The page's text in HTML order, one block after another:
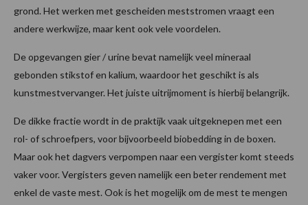
grond. Het werken met gescheiden meststromen vraagt een
andere werkwijze, maar kent ook vele voordelen.
De opgevangen gier / urine bevat namelijk veel mineraal
gebonden stikstof en kalium, waardoor het geschikt is als
kunstmestvervanger. Het juiste uitrijmoment is hierbij belangrijk.
De dikke fractie wordt in de praktijk vaak uitgeknepen met een
rol- of schroefpers, voor bijvoorbeeld biobedding in de boxen.
Maar ook het dagvers verpompen naar een vergister komt steeds
vaker voor. Vergisters geven namelijk een beter rendement met
enkel de vaste mest. Ook is het mogelijk om de mest te mengen